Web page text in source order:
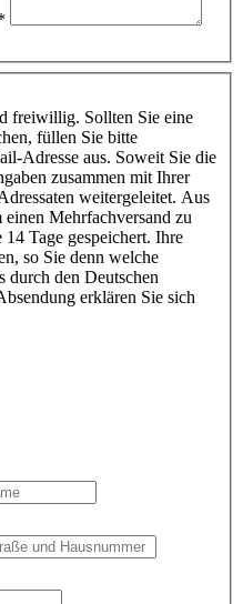
freiwillig. Sollten Sie eine
füllen Sie bitte
Adresse aus. Soweit Sie die
zusammen mit Ihrer
weitergeleitet. Aus
einen Mehrfachversand zu
Tage gespeichert. Ihre
so Sie denn welche
durch den Deutschen
erklären Sie sich